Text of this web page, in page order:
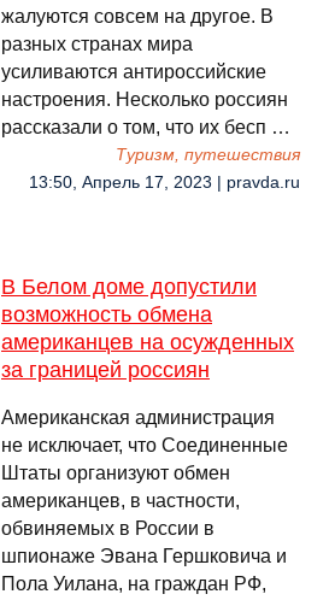
жалуются совсем на другое. В
разных странах мира
усиливаются антироссийские
настроения. Несколько россиян
рассказали о том, что их бесп …
Туризм, путешествия
13:50, Апрель 17, 2023 | pravda.ru
В Белом доме допустили
возможность обмена
американцев на осужденных
за границей россиян
Американская администрация
не исключает, что Соединенные
Штаты организуют обмен
американцев, в частности,
обвиняемых в России в
шпионаже Эвана Гершковича и
Пола Уилана, на граждан РФ,